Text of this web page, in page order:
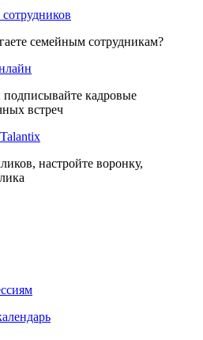
семейным сотрудникам?
подписывайте кадровые
встреч
настройте воронку,